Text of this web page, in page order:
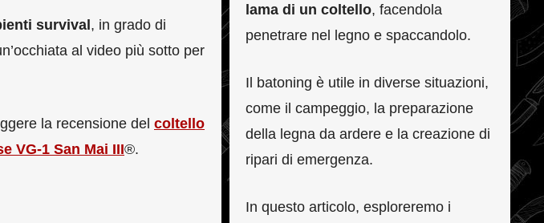
survival, in grado di
al video più sotto per
la recensione del coltello
VG-1 San Mai III®.
lama di un coltello, facendola
penetrare nel legno e spaccandolo.
Il batoning è utile in diverse situazioni,
come il campeggio, la preparazione
della legna da ardere e la creazione di
ripari di emergenza.
In questo articolo, esploreremo i